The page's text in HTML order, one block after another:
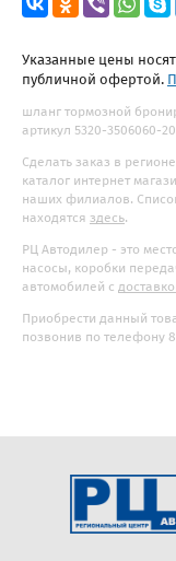
Указанные цены
публичной офертой.
шланг тормозной
артикул 5320-3506060-
Сделать заказ в
каталог интернет
наших филиалов.
находятся здесь.
РЦ Автодилер - это
насосы, коробки
автомобилей с
Приобрести данный
позвонив по телефону